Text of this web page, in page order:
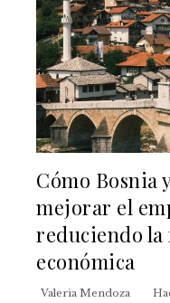
Cómo Bosnia
mejorar el
reduciendo
económica
Valeria Mendoza